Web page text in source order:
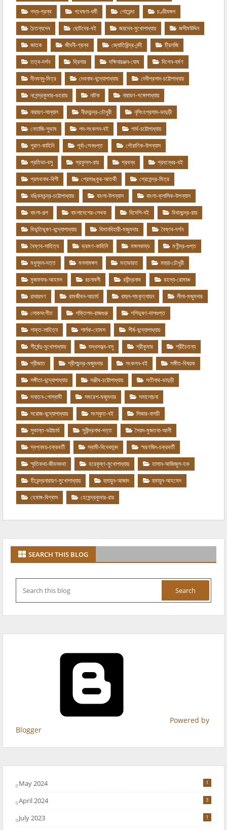
গদ্য-গ্রন্থ
গবেষণা-ধর্মী গোয়েন্দা
চণ্ডীমঙ্গল
চৈতন্যদেব
ছোটদের-বই জয়দেব-মুখোপাধ্যায়
জসীমউদ্দিন
জাতক
জীবনী-গ্রন্থ জ্যোতিরিন্দ্র-নন্দী
ট্রিলজি
তত্ব-দর্শন
থ্রিলার দক্ষিনারঞ্জন-ঘোষ
দিগেন-বর্মণ
দীনবন্ধু-মিত্র
দেবনাথ-বন্দ্যোপাধ্যায়
দেবীপ্রসাদ-চট্টোপাধ্যায়
নগেন্দ্রকুমার-গুহরায়
নাটক
নারায়ণ-গঙ্গোপাধ্যায়
নারায়ণ-সান্যাল
নীরদচন্দ্র-চৌধুরী
নৃসিংহপ্রসাদ-ভাদুড়ী
নেতাজি-সুভাষ
পদ-সংকলন-বই
পার্থ-চট্টোপাধ্যায়
পুরাণ-কাহিনি
পূর্বা-সেনগুপ্ত
পৌরাণিক-উপন্যাস
প্রতিভা-বসু
প্রফুল্ল-রায় প্রবন্ধ
প্রবন্ধের-বই
প্রমথনাথ-বিশী
প্রেমাঙ্কুর-আতর্থী
প্রেমেন্দ্র-মিত্র
বঙ্কিমচন্দ্র-চট্টোপাধ্যায়
বাংলা-উপন্যাস
বাংলা-ক্লাসিক-উপন্যাস
বাংলা-গল্প
বাংলাদেশের-লেখক বিদেশি-বই
বিধানচন্দ্র-রায়
বিভূতিভূষণ-বন্দ্যোপাধ্যায়
বিমানবিহারী-মজুমদার
বৈষ্ণব-দর্শন
বৈষ্ণব-সাহিত্য
ভ্রমণ-কাহিনি মঙ্গলকাব্য
মণীন্দ্র-গুপ্ত
মধুসূদন-দত্ত
মনসামঙ্গল মহাভারত
মহুয়া-চৌধুরী
মুজফফর-আহমদ
রচনাবলী রবীন্দ্রনাথ
রহস্য-রোমাঞ্চ
রাধারমণ
রামজীবন-আচার্য রাহুল-সাংকৃত্যায়ন
লীলা-মজুমদার
লোকসংগীত
শক্তিপদ-রাজগুরু
শশিভূষণ-দাশগুপ্ত
শাক্ত-সাহিত্য
শার্লক-হোমস
শীর্ষ-বন্দ্যোপাধ্যায়
শীর্ষেন্দু-মুখোপাধ্যায়
শুদ্ধসত্ত্ব-বসু শ্রীকুমার
শ্রীচৈতন্য
শ্রীজাত
শ্রীশচন্দ্র-মজুমদার সংকলন-বই
সঙ্গীত-বিষয়ক
সঙ্গীতা-বন্দ্যোপাধ্যায়
সঞ্জীব-চট্টোপাধ্যায়
সতীনাথ-ভাদুড়ী
সনাতন-গোস্বামী
সমরেশ-মজুমদার
সমালোচনা
সরোজ-বন্দ্যোপাধ্যায়
সংস্কৃত-বই
সিজার-বাগচী
সুকান্ত-ভট্টাচার্য
সুধীন্দ্রনাথ-দত্ত
সৈয়দ-মুজতবা-আলী
স্বপ্নময়-চক্রবর্তী
স্বামী-বিবেকানন্দ
স্মরণজিৎ-চক্রবর্তী
স্মৃতিকথা-জীবনকথা
হরেকৃষ্ণ-মুখোপাধ্যায়
হাসান-আজিজুল-হক
হীরেন্দ্রনারায়ণ-মুখোপাধ্যায়
হুমায়ুন-আজাদ
হুমায়ুন-আহমেদ
হেমাঙ্গ-বিশ্বাস
হেমেন্দ্রকুমার-রায়
SEARCH THIS BLOG
Powered by
Blogger
May 2024 1
April 2024 3
July 2023 1